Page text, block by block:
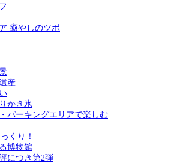
癒やしのツボ
産
かき氷
パーキングエリアで楽しむ
くり！
博物館
につき第2弾